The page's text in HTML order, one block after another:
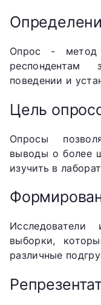
Опрос - метод
поведении и
Цель
Опросы
выводы о более
изучить в
Исследователи
выборки,
различные